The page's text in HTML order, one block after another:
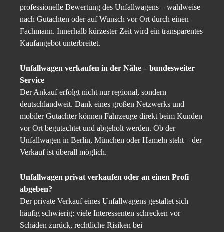
professionelle Bewertung des Unfallwagens – wahlweise
nach Gutachten oder auf Wunsch vor Ort durch einen
Fachmann. Innerhalb kürzester Zeit wird ein transparentes
Kaufangebot unterbreitet.
Unfallwagen verkaufen in der Nähe – bundesweiter
Service
Der Ankauf erfolgt nicht nur regional, sondern
deutschlandweit. Dank eines großen Netzwerks und
mobiler Gutachter können Fahrzeuge direkt beim Kunden
vor Ort begutachtet und abgeholt werden. Ob der
Unfallwagen in Berlin, München oder Hameln steht – der
Verkauf ist überall möglich.
Unfallwagen privat verkaufen oder an einen Profi
abgeben?
Der private Verkauf eines Unfallwagens gestaltet sich
häufig schwierig: viele Interessenten schrecken vor
Schäden zurück, rechtliche Risiken bei